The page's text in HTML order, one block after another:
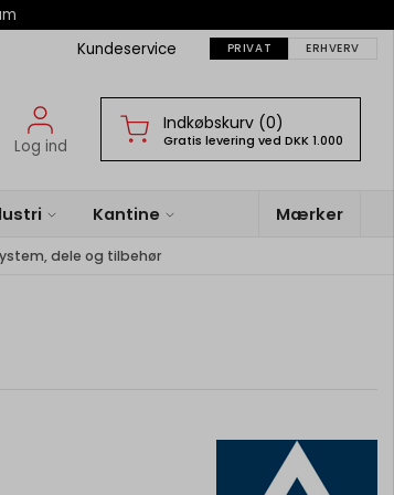
Kundeservice PRIVAT ERHVERV
Log ind
Indkøbskurv (0)
Gratis levering ved DKK 1.000
Kantine Mærker
dele og tilbehør